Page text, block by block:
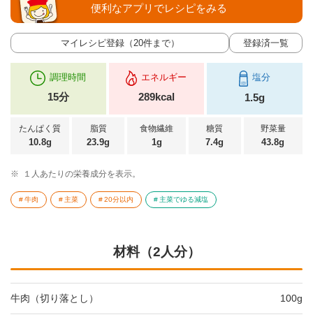
マイレシピ登録（20件まで） 登録済一覧
便利なアプリでレシピをみる
調理時間
15分
エネルギー
289kcal
塩分
1.5g
たんぱく質
10.8g
脂質
23.9g
食物繊維
1g
糖質
7.4g
野菜量
43.8g
※ １人あたりの栄養成分を表示。
牛肉 主菜 20分以内 主菜でゆる減塩
材料（2人分）
牛肉（切り落とし） 100g